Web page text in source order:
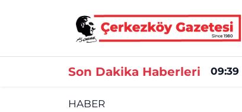
Son Dakika Haberleri 09:39
HABER
Ekonomi
Gündem
Tekirdağ Nöbetçi Eczaneler
Tekirdağ Hava Durumu
Tekirdağ Namaz Vakitleri